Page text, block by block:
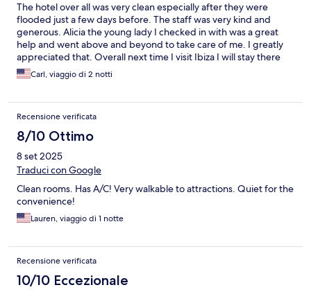
The hotel over all was very clean especially after they were
flooded just a few days before. The staff was very kind and
generous. Alicia the young lady I checked in with was a great
help and went above and beyond to take care of me. I greatly
appreciated that. Overall next time I visit Ibiza I will stay there
again.Carl, viaggio di 2 notti
Recensione verificata
8/10 Ottimo
8 set 2025
Traduci con Google
Clean rooms. Has A/C! Very walkable to attractions. Quiet for the
convenience!
Lauren, viaggio di 1 notte
Recensione verificata
10/10 Eccezionale